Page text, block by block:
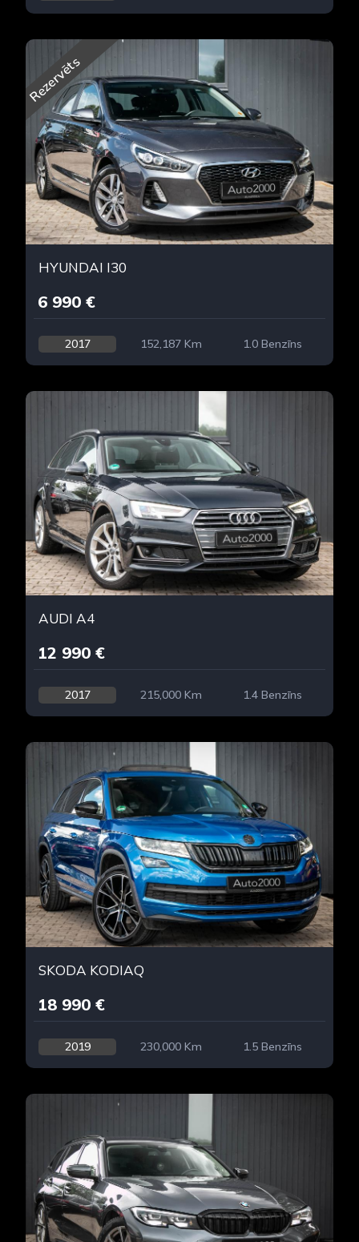
Rezervēts
HYUNDAI I30
6 990 €
2017 152,187 Km 1.0 Benzīns
AUDI A4
12 990 €
2017 215,000 Km 1.4 Benzīns
SKODA KODIAQ
18 990 €
2019 230,000 Km 1.5 Benzīns